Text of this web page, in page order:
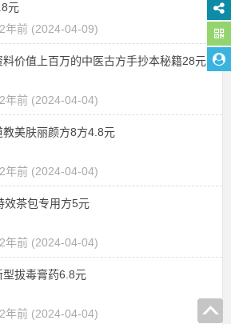
元
2年前 (2024-04-09)
料价值上百万的中医古方手抄本秘籍28元
2年前 (2024-04-04)
教美肤丽颜方8方4.8元
2年前 (2024-04-04)
效茶包专用方5元
2年前 (2024-04-04)
型拔毒膏药6.8元
2年前 (2024-04-04)